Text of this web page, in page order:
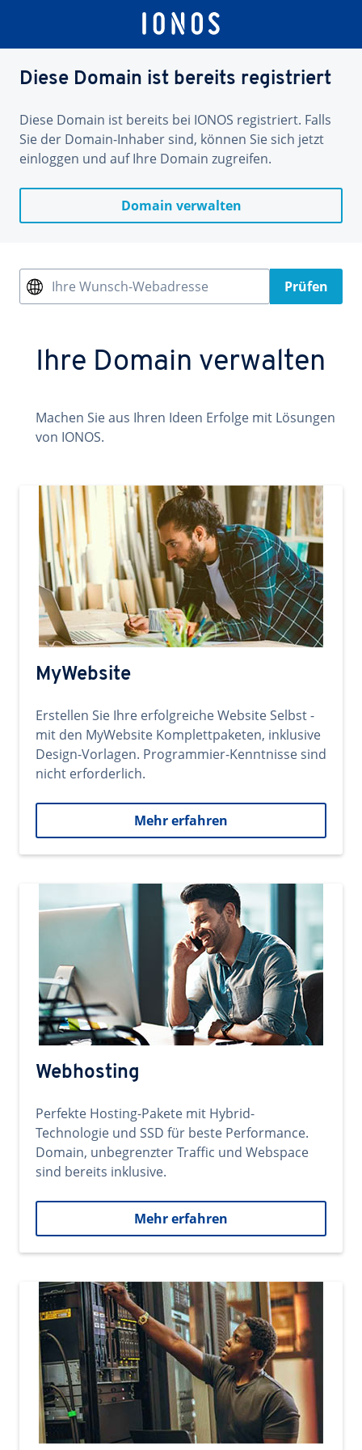
Diese Domain ist bereits registriert
Diese Domain ist bereits bei IONOS registriert. Falls
Sie der Domain-Inhaber sind, können Sie sich jetzt
einloggen und auf Ihre Domain zugreifen.
Domain verwalten
Ihre Wunsch-Webadresse Prüfen
Ihre Domain verwalten
Machen Sie aus Ihren Ideen Erfolge mit Lösungen
von IONOS.
MyWebsite
Erstellen Sie Ihre erfolgreiche Website Selbst -
mit den MyWebsite Komplettpaketen, inklusive
Design-Vorlagen. Programmier-Kenntnisse sind
nicht erforderlich.
Mehr erfahren
Webhosting
Perfekte Hosting-Pakete mit Hybrid-
Technologie und SSD für beste Performance.
Domain, unbegrenzter Traffic und Webspace
sind bereits inklusive.
Mehr erfahren